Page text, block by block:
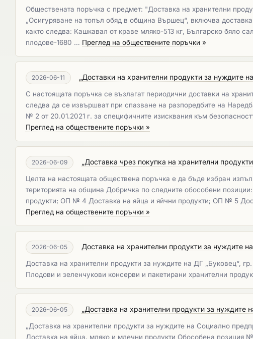
Обществената поръчка с предмет: "Доставка на хранителни
„Осигуряване на топъл обяд в община Вършец“, включва
както следва: Кашкавал от краве мляко-513 кг, Българско бяло
плодове-1680 … Преглед на обществените поръчки »
2026-06-11 „Доставки на хранителни продукти за нуждите
С настоящата поръчка се възлагат периодични доставки на
следва да се извършват при спазване на разпоредбите на
№ 2 от 20.01.2021 г. за специфичните изисквания към
Преглед на обществените поръчки »
2026-06-09 „Доставка чрез покупка на хранителни
Целта на настоящата обществена поръчка е да бъде избран
територията на община Добричка по следните обособени
продукти; ОП № 4 Доставка на яйца и яйчни продукти; ОП № 5
Преглед на обществените поръчки »
2026-06-05 Доставка на хранителни продукти за нуждите
Доставка на хранителни продукти за нуждите на ДГ „Буковец“,
Плодови и зеленчукови консерви и пакетирани хранителни
2026-06-05 „Доставка на хранителни продукти за нуждите
„Доставка на хранителни продукти за нуждите на Социално
Доставка на яйца, мляко и млечни продукти Обособена